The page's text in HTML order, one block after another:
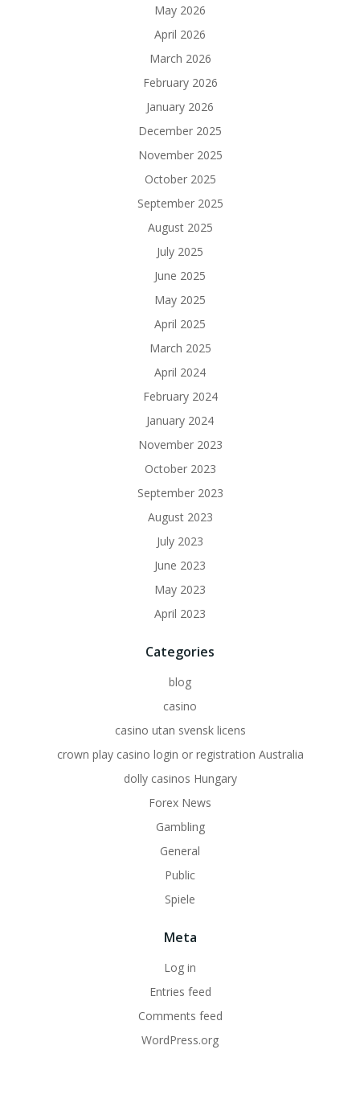
May 2026
April 2026
March 2026
February 2026
January 2026
December 2025
November 2025
October 2025
September 2025
August 2025
July 2025
June 2025
May 2025
April 2025
March 2025
April 2024
February 2024
January 2024
November 2023
October 2023
September 2023
August 2023
July 2023
June 2023
May 2023
April 2023
Categories
blog
casino
casino utan svensk licens
crown play casino login or registration Australia
dolly casinos Hungary
Forex News
Gambling
General
Public
Spiele
Meta
Log in
Entries feed
Comments feed
WordPress.org